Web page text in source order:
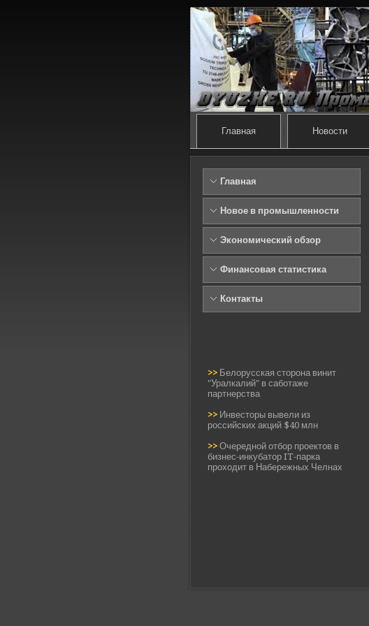
Главная Новости
Главная
Новое в промышленности
Экономический обзор
Финансовая статистика
Контакты
>> Белорусская сторона винит
"Уралкалий" в саботаже
партнерства
>> Инвесторы вывели из
российских акций $40 млн
>> Очередной отбор проектов в
бизнес-инкубатор IT-парка
проходит в Набережных Челнах